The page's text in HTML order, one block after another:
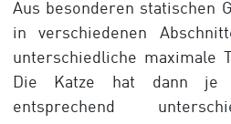
Aus besonderen statischen
in verschiedenen
unterschiedliche maximale
Die Katze hat dann je
entsprechend